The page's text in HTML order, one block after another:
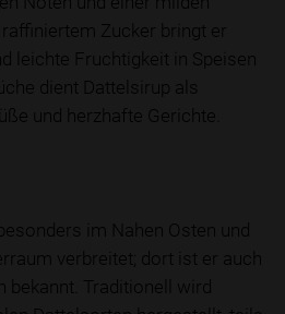
Zucker bringt er
leichte Fruchtigkeit in Speisen
dient Dattelsirup als
und herzhafte Gerichte.
im Nahen Osten und
verbreitet; dort ist er auch
bekannt. Traditionell wird